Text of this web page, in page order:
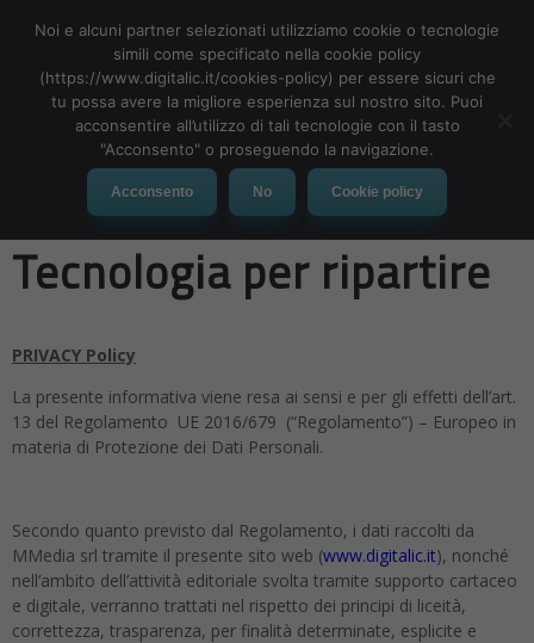
MENU
Privacy streaming La
Tecnologia per ripartire
PRIVACY Policy
La presente informativa viene resa ai sensi e per gli effetti dell’art.
13 del Regolamento UE 2016/679 (“Regolamento”) – Europeo in
materia di Protezione dei Dati Personali.
Secondo quanto previsto dal Regolamento, i dati raccolti da
MMedia srl tramite il presente sito web (www.digitalic.it), nonché
nell’ambito dell’attività editoriale svolta tramite supporto cartaceo
e digitale, verranno trattati nel rispetto dei principi di liceità,
correttezza, trasparenza, per finalità determinate, esplicite e
Noi e alcuni partner selezionati utilizziamo cookie o tecnologie
simili come specificato nella cookie policy
(https://www.digitalic.it/cookies-policy) per essere sicuri che
tu possa avere la migliore esperienza sul nostro sito. Puoi
acconsentire all’utilizzo di tali tecnologie con il tasto
"Acconsento" o proseguendo la navigazione.
Acconsento No Cookie policy